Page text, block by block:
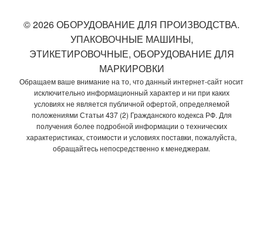
© 2026 ОБОРУДОВАНИЕ ДЛЯ ПРОИЗВОДСТВА.
УПАКОВОЧНЫЕ МАШИНЫ,
ЭТИКЕТИРОВОЧНЫЕ, ОБОРУДОВАНИЕ ДЛЯ
МАРКИРОВКИ
Обращаем ваше внимание на то, что данный интернет-сайт носит
исключительно информационный характер и ни при каких
условиях не является публичной офертой, определяемой
положениями Статьи 437 (2) Гражданского кодекса РФ. Для
получения более подробной информации о технических
характеристиках, стоимости и условиях поставки, пожалуйста,
обращайтесь непосредственно к менеджерам.